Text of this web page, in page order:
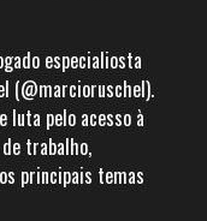
especialiosta
(@marcioruschel).
luta pelo acesso à
trabalho,
principais temas